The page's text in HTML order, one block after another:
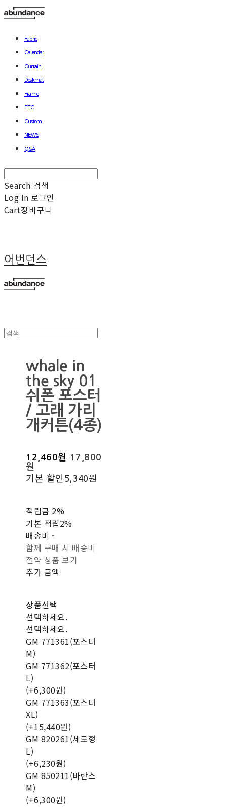
Fabric
Calendar
Curtain
Deskmat
Frame
ETC
Custom
NEWS
Q&A
Search 검색
Log In 로그인
Cart장바구니
어번던스
whale in
the sky 01
쉬폰 포스터
/ 고래 가리
개커튼(4종)
12,460원
17,800
원
기본 할인5,340원
적립금 2%
기본 적립2%
배송비-
함께 구매 시 배송비
절약 상품 보기
추가 금액
상품선택
선택하세요.
선택하세요.
GM 771361(포스터
M)
GM 771362(포스터
L)
(+6,300원)
GM 771363(포스터
XL)
(+15,440원)
GM 820261(세로형
L)
(+6,230원)
GM 850211(바란스
M)
(+6,300원)